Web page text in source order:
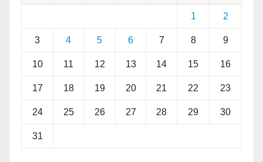
1 2
3 4 5 6 7 8 9
10 11 12 13 14 15 16
17 18 19 20 21 22 23
24 25 26 27 28 29 30
31